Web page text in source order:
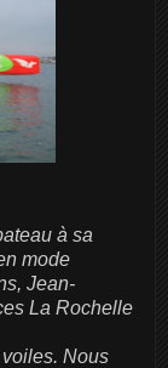
à sa
mode
Jean-
La Rochelle
Nous